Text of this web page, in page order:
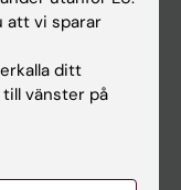
att vi sparar
ditt
vänster på